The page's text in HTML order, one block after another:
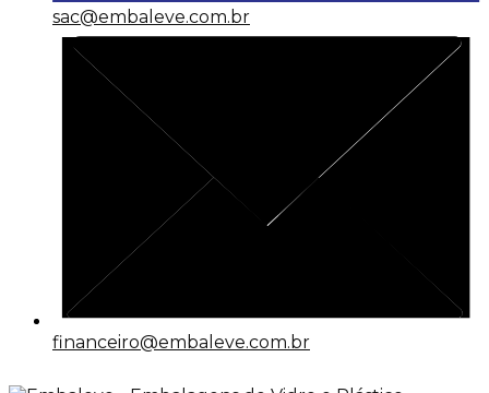
sac@embaleve.com.br
financeiro@embaleve.com.br